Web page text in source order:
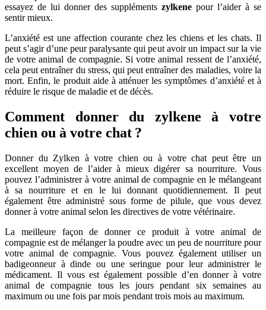
essayez de lui donner des suppléments zylkene pour l’aider à se
sentir mieux.
L’anxiété est une affection courante chez les chiens et les chats. Il
peut s’agir d’une peur paralysante qui peut avoir un impact sur la vie
de votre animal de compagnie. Si votre animal ressent de l’anxiété,
cela peut entraîner du stress, qui peut entraîner des maladies, voire la
mort. Enfin, le produit aide à atténuer les symptômes d’anxiété et à
réduire le risque de maladie et de décès.
Comment donner du zylkene à votre
chien ou à votre chat ?
Donner du Zylken à votre chien ou à votre chat peut être un
excellent moyen de l’aider à mieux digérer sa nourriture. Vous
pouvez l’administrer à votre animal de compagnie en le mélangeant
à sa nourriture et en le lui donnant quotidiennement. Il peut
également être administré sous forme de pilule, que vous devez
donner à votre animal selon les directives de votre vétérinaire.
La meilleure façon de donner ce produit à votre animal de
compagnie est de mélanger la poudre avec un peu de nourriture pour
votre animal de compagnie. Vous pouvez également utiliser un
badigeonneur à dinde ou une seringue pour leur administrer le
médicament. Il vous est également possible d’en donner à votre
animal de compagnie tous les jours pendant six semaines au
maximum ou une fois par mois pendant trois mois au maximum.